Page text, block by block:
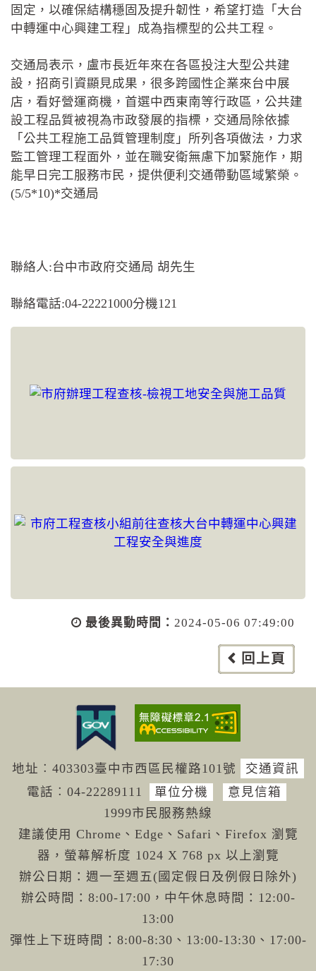
固定，以確保結構穩固及提升韌性，希望打造「大台
中轉運中心興建工程」成為指標型的公共工程。
交通局表示，盧市長近年來在各區投注大型公共建
設，招商引資顯見成果，很多跨國性企業來台中展
店，看好營運商機，首選中西東南等行政區，公共建
設工程品質被視為市政發展的指標，交通局除依據
「公共工程施工品質管理制度」所列各項做法，力求
監工管理工程面外，並在職安衛無慮下加緊施作，期
能早日完工服務市民，提供便利交通帶動區域繁榮。
(5/5*10)*交通局
聯絡人:台中市政府交通局 胡先生
聯絡電話:04-22221000分機121
最後異動時間： 2024-05-06 07:49:00
回上頁
地址︰403303臺中市西區民權路101號
交通資訊
電話︰04-22289111 單位分機
意見信箱
1999市民服務熱線
建議使用 Chrome、Edge、Safari、Firefox 瀏覽
器，螢幕解析度 1024 X 768 px 以上瀏覽
辦公日期：週一至週五(國定假日及例假日除外)
辦公時間：8:00-17:00，中午休息時間：12:00-
13:00
彈性上下班時間：8:00-8:30、13:00-13:30、17:00-
17:30